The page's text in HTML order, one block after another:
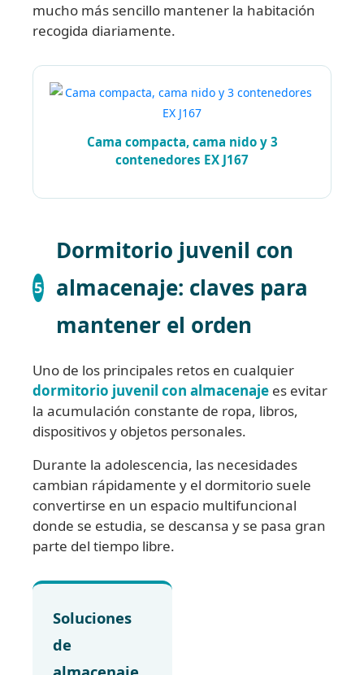
mucho más sencillo mantener la habitación
recogida diariamente.
Cama compacta, cama nido y 3
contenedores EX J167
5
Dormitorio juvenil con
almacenaje: claves para
mantener el orden
Uno de los principales retos en cualquier
dormitorio juvenil con almacenaje es evitar
la acumulación constante de ropa, libros,
dispositivos y objetos personales.
Durante la adolescencia, las necesidades
cambian rápidamente y el dormitorio suele
convertirse en un espacio multifuncional
donde se estudia, se descansa y se pasa gran
parte del tiempo libre.
Soluciones
de